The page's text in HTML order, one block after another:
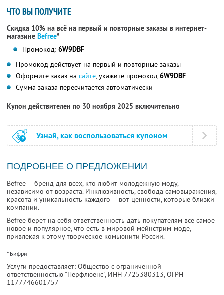
ЧТО ВЫ ПОЛУЧИТЕ
Скидка 10% на всё на первый и повторные заказы в интернет-
магазине Befree*
Промокод: 6W9DBF
Промокод действует на первый и повторные заказы
Оформите заказ на сайте, укажите промокод 6W9DBF
Сумма заказа пересчитается автоматически
Купон действителен по 30 ноября 2025 включительно
Узнай, как воспользоваться купоном
ПОДРОБНЕЕ О ПРЕДЛОЖЕНИИ
Befree — бренд для всех, кто любит молодежную моду,
независимо от возраста. Инклюзивность, свобода самовыражения,
красота и уникальность каждого — вот ценности, которые близки
компании.
Befree берет на себя ответственность дать покупателям все самое
новое и популярное, что есть в мировой мейнстрим-моде,
привлекая к этому творческое комьюнити России.
* Бифри
Услуги предоставляет: Общество с ограниченной
ответственностью "Перфлюенс", ИНН 7725380313, ОГРН
1177746601757